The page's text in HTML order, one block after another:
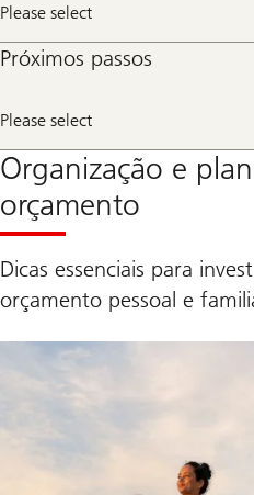
Please select
Próximos passos
Please select
Organização e
orçamento
Dicas essenciais para
orçamento pessoal e